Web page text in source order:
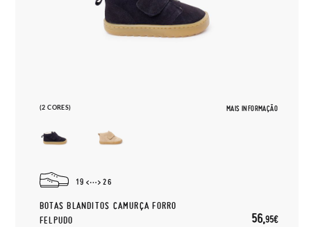
(2 CORES) MAIS INFORMAÇÃO
19 26
BOTAS BLANDITOS CAMURÇA FORRO
FELPUDO
56,95€